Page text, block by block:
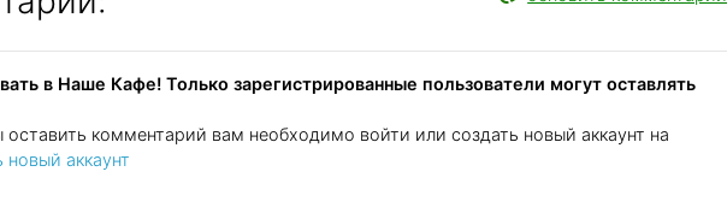
в Наше Кафе! Только зарегистрированные пользователи могут оставлять
оставить комментарий вам необходимо войти или создать новый аккаунт на
новый аккаунт